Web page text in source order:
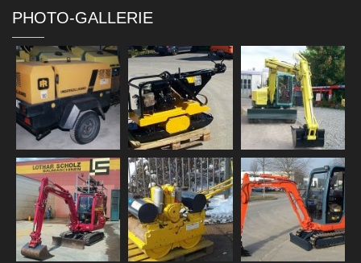
PHOTO-GALLERIE